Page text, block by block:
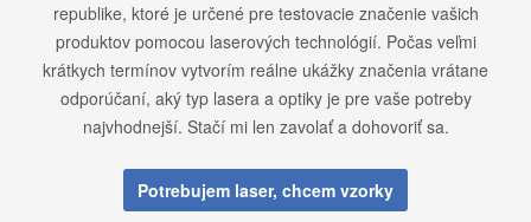
republike, ktoré je určené pre testovacie značenie vašich
produktov pomocou laserových technológií. Počas veľmi
krátkych termínov vytvorím reálne ukážky značenia vrátane
odporúčaní, aký typ lasera a optiky je pre vaše potreby
najvhodnejší. Stačí mi len zavolať a dohovoriť sa.
Potrebujem laser, chcem vzorky